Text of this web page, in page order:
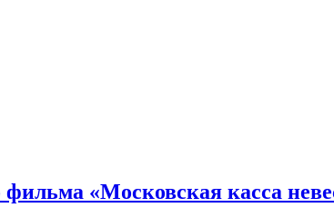
«Московская касса